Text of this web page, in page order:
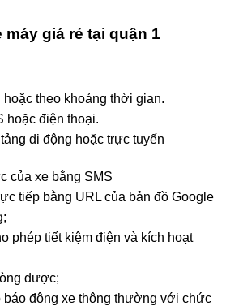
giá rẻ tại quận 1
theo khoảng thời gian.
hoặc điện thoại.
di động hoặc trực tuyến
của xe bằng SMS
tiếp bằng URL của bản đồ Google
phép tiết kiệm điện và kích hoạt
được;
báo động xe thông thường với chức